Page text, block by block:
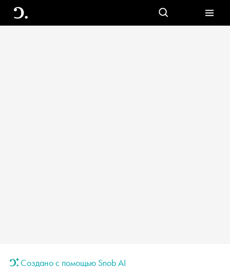
Создано с помощью Snob AI